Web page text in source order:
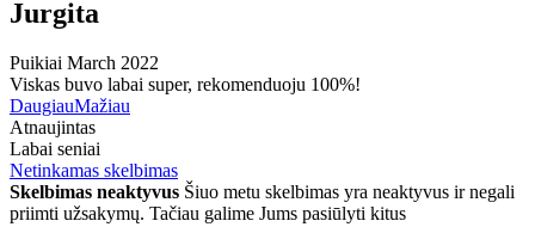
Jurgita
Puikiai March 2022
Viskas buvo labai super, rekomenduoju 100%!
DaugiauMažiau
Atnaujintas
Labai seniai
Netinkamas skelbimas
Skelbimas neaktyvus Šiuo metu skelbimas yra neaktyvus ir negali
priimti užsakymų. Tačiau galime Jums pasiūlyti kitus